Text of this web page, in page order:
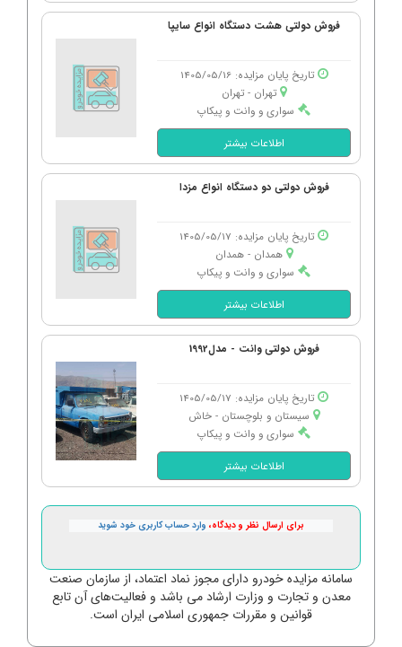
فروش دولتی هشت دستگاه انواع سایپا
تاریخ پایان مزایده: 1405/05/16
تهران - تهران
سواری و وانت و پیکاپ
اطلاعات بیشتر
فروش دولتی دو دستگاه انواع مزدا
تاریخ پایان مزایده: 1405/05/17
همدان - همدان
سواری و وانت و پیکاپ
اطلاعات بیشتر
فروش دولتی وانت - مدل1992
تاریخ پایان مزایده: 1405/05/17
سیستان و بلوچستان - خاش
سواری و وانت و پیکاپ
اطلاعات بیشتر
برای ارسال نظر و دیدگاه، وارد حساب کاربری خود شوید
سامانه مزایده خودرو دارای مجوز نماد اعتماد، از سازمان صنعت
معدن و تجارت و وزارت ارشاد می باشد و فعالیت‌های آن تابع
قوانین و مقررات جمهوری اسلامی ایران است.